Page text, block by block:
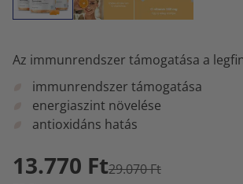
Az immunrendszer támogatása a
immunrendszer támogatása
energiaszint növelése
antioxidáns hatás
13.770 Ft29.070 Ft